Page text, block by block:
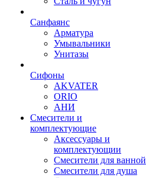
Санфаянс
Арматура
Умывальники
Унитазы
Сифоны
AKVATER
ORIO
АНИ
Смесители и
комплектующие
Аксессуары и
комплектующии
Смесители для ванной
Смесители для душа